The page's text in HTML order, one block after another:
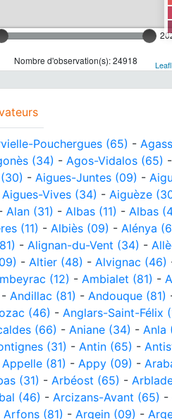
Nombre d'observation(s): 24918
Pouchergues (65) -
(34) - Agos-Vidalos (65) -
- Aigues-Juntes (09) -
Aigues-Vives (34) - Aiguèze
Alan (31) - Albas (11) - Albas
(11) - Albiès (09) - Alénya
- Alignan-du-Vent (34) -
- Altier (48) - Alvignac (46)
(12) - Ambialet (81) -
- Andillac (81) - Andouque (81)
(46) - Anglars-Saint-Félix
(66) - Aniane (34) - Anla
(31) - Antin (65) -
Appelle (81) - Appy (09) -
(31) - Arbéost (65) -
(46) - Arcizans-Avant (65) -
Arfons (81) - Argein (09) -